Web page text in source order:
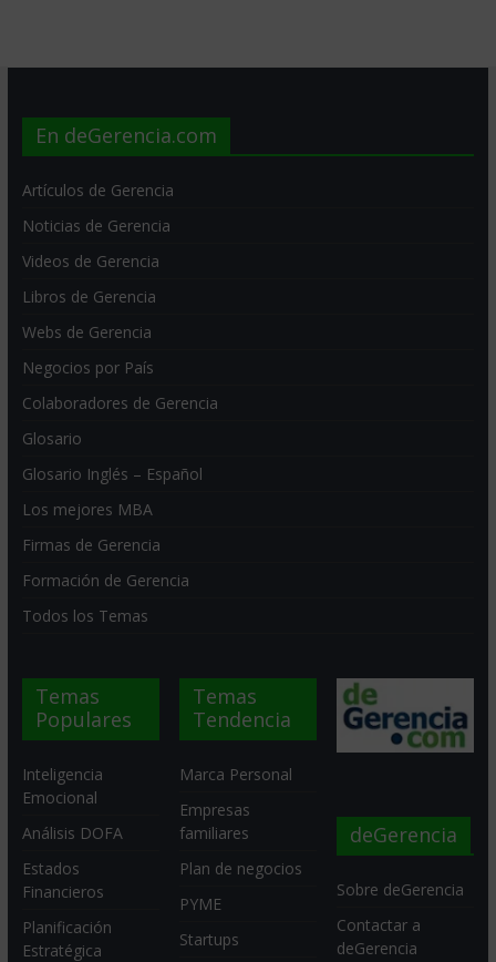
En deGerencia.com
Artículos de Gerencia
Noticias de Gerencia
Videos de Gerencia
Libros de Gerencia
Webs de Gerencia
Negocios por País
Colaboradores de Gerencia
Glosario
Glosario Inglés – Español
Los mejores MBA
Firmas de Gerencia
Formación de Gerencia
Todos los Temas
Temas
Populares
Inteligencia
Emocional
Análisis DOFA
Estados
Financieros
Planificación
Estratégica
Temas
Tendencia
Marca Personal
Empresas
familiares
Plan de negocios
PYME
Startups
deGerencia
Sobre deGerencia
Contactar a
deGerencia